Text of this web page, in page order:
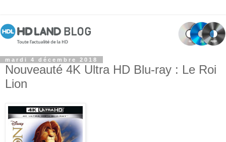
mardi 4 décembre 2018
Nouveauté 4K Ultra HD Blu-ray : Le Roi
Lion